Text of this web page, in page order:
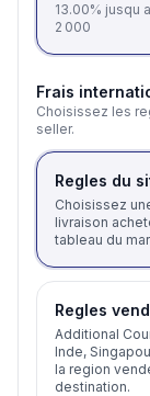
13.00% jusqu
2 000
Frais
Choisissez les
seller.
Regles du
Choisissez
livraison
tableau du
Regles
Additional
Inde,
la region
destination.